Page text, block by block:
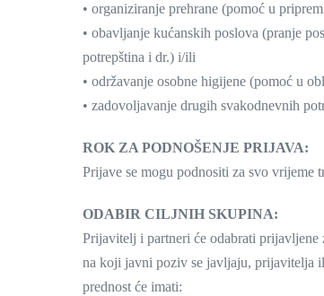
• organiziranje prehrane (pomoć u
• obavljanje kućanskih poslova (pranje
potrepština i dr.) i/ili
• održavanje osobne higijene (pomoć u
• zadovoljavanje drugih svakodnevnih
ROK ZA PODNOŠENJE PRIJAVA:
Prijave se mogu podnositi za svo vrijeme
ODABIR CILJNIH SKUPINA:
Prijavitelj i partneri će odabrati prijavljene
na koji javni poziv se javljaju, prijavitelja
prednost će imati: